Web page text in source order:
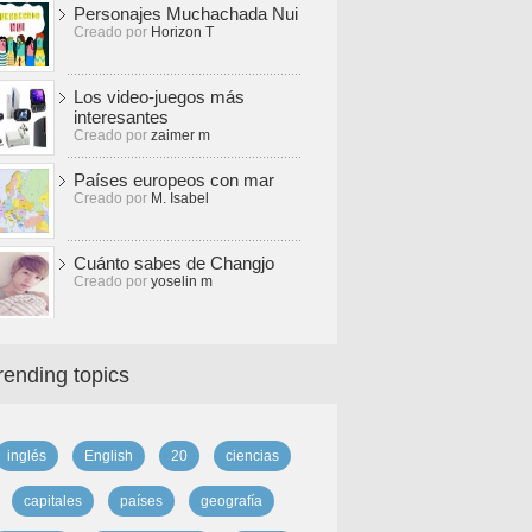
Personajes Muchachada Nui
Creado por Horizon T
Los video-juegos más
interesantes
Creado por zaimer m
Países europeos con mar
Creado por M. Isabel
Cuánto sabes de Changjo
Creado por yoselin m
topics
inglés English 20 ciencias
capitales países geografía